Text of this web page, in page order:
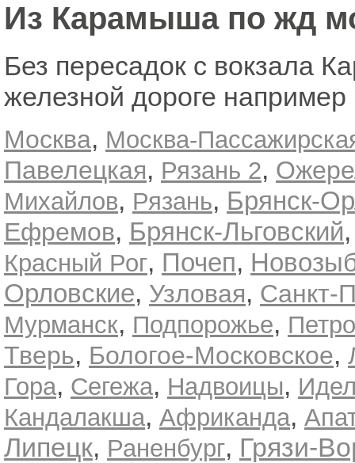
Из Карамыша по жд
Без пересадок с вокзала
железной дороге например
Москва, Москва-
Павелецкая, Рязань 2,
Михайлов, Рязань, Брянск-
Ефремов, Брянск-Льговский
Красный Рог, Почеп,
Орловские, Узловая, Санкт-
Мурманск, Подпорожье,
Тверь, Бологое-Московское,
Гора, Сегежа, Надвоицы,
Кандалакша, Африканда,
Липецк, Раненбург, Грязи-